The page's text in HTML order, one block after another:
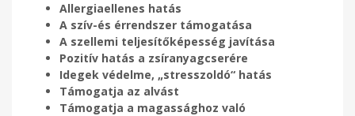
Allergiaellenes hatás
A szív-és érrendszer támogatása
A szellemi teljesítőképesség javítása
Pozitív hatás a zsíranyagcserére
Idegek védelme, „stresszoldó“ hatás
Támogatja az alvást
Támogatja a magassághoz való